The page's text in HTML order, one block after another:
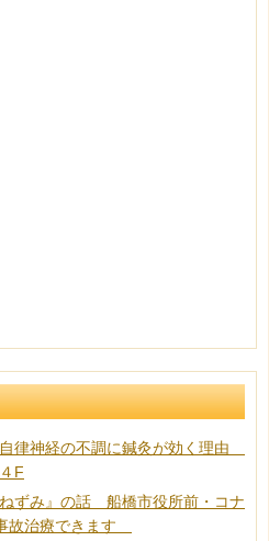
律神経の不調に鍼灸が効く理由
F
ずみ』の話 船橋市役所前・コナ
故治療できます